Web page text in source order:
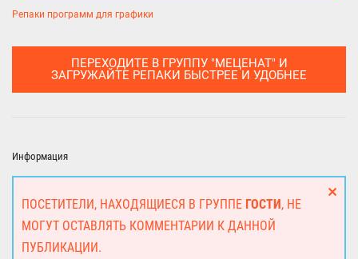
Репаки программ для графики
ПЕРЕХОДИТЕ В ГРУППУ "МЕЦЕНАТ" И
ЗАГРУЖАЙТЕ РЕПАКИ БЫСТРЕЕ И УДОБНЕЕ
Информация
ПОСЕТИТЕЛИ, НАХОДЯЩИЕСЯ В ГРУППЕ ГОСТИ, НЕ
МОГУТ ОСТАВЛЯТЬ КОММЕНТАРИИ К ДАННОЙ
ПУБЛИКАЦИИ.